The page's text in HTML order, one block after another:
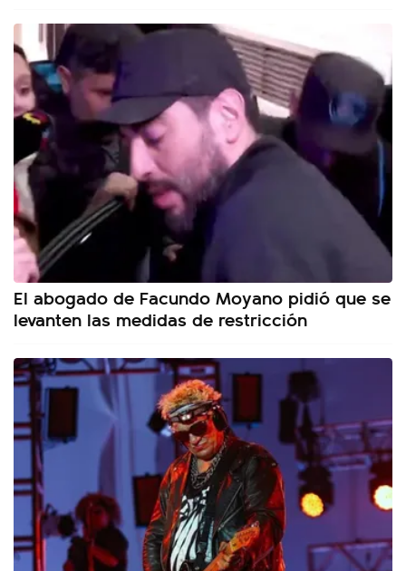
El abogado de Facundo Moyano pidió que se
levanten las medidas de restricción